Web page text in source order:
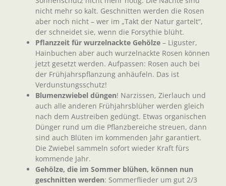
nicht mehr so kalt. Geschnitten werden die Rosen
aber noch nicht – wer im „Takt der Natur gartelt“,
der schneidet sie, wenn die Forsythie blüht.
Pflanzzeit für wurzelnackte Gehölze – Liguster,
Hainbuchen aber auch wurzelnackte Rosen können
jetzt gesetzt werden. Aufpassen: Rosen auch bei
der Frühjahrspflanzung anhäufeln. Das ist
Verdunstungsschutz!
Blumenzwiebel düngen! Narzissen, Zierlauch und
auch alle anderen Frühjahrsblüher werden gleich
nach dem Austreiben gedüngt. Etwas organischen
Dünger rund um die Pflanzbereiche streuen, dann
sind auch Blüten im kommenden Jahr garantiert.
Die Zwiebel sammeln sofort wieder Kraft fürs
kommende Jahr.
Gehölze, die im Sommer blühen, können nun
geschnitten werden: Sommerflieder um gut 2/3